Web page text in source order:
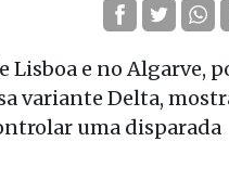
Lisboa e no Algarve,
variante Delta,
uma disparada